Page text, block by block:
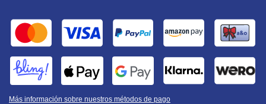
Más información sobre nuestros métodos de pago